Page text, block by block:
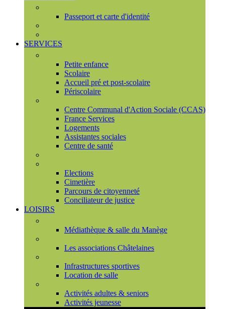
Passeport et carte d'identité
SERVICES
Petite enfance
Scolaire
Accueil pré et post-scolaire
Périscolaire
Centre Communal d'Action Sociale (CCAS)
France Services
Logements
Assistantes sociales
Centre de santé
Elections
Cimetière
Parcours de citoyenneté
Conciliateur de justice
LOISIRS
Médiathèque & salle du Manège
Les associations Châtelaines
Infrastructures sportives
Location de salle
Activités adultes & seniors
Activités jeunesse